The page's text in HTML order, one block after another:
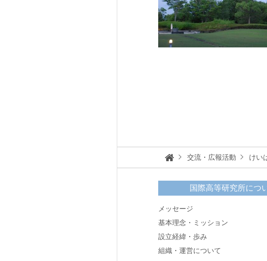
交流・広報活動 けい
国際高等研究所につ
メッセージ
基本理念・ミッション
設立経緯・歩み
組織・運営について